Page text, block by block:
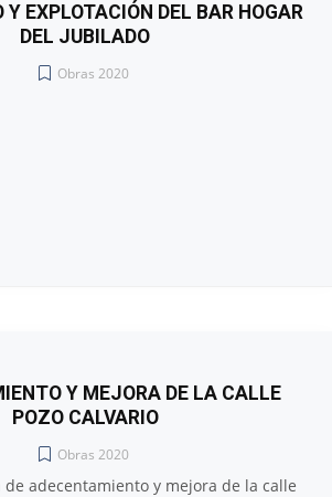
Y EXPLOTACIÓN DEL BAR HOGAR
DEL JUBILADO
Obras 2020
Y MEJORA DE LA CALLE
POZO CALVARIO
Obras 2020
de adecentamiento y mejora de la calle